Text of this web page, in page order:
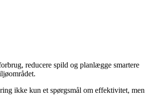
reducere spild og planlægge smartere
ikke kun et spørgsmål om effektivitet, men